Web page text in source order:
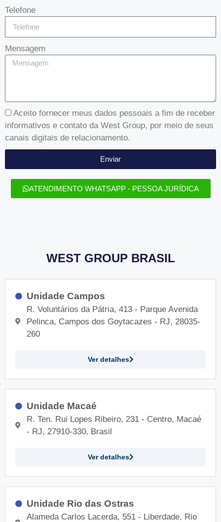
Telefone
Mensagem
Aceito fornecer meus dados pessoais a fim de receber
informativos e contato da West Group, por meio de seus
canais digitais de relacionamento.
Enviar
ATENDIMENTO WHATSAPP - PESSOA JURÍDICA
WEST GROUP BRASIL
Unidade Campos
R. Voluntários da Pátria, 413 - Parque Avenida
Pelinca, Campos dos Goytacazes - RJ, 28035-
260
Ver detalhes
Unidade Macaé
R. Ten. Rui Lopes Ribeiro, 231 - Centro, Macaé
- RJ, 27910-330, Brasil
Ver detalhes
Unidade Rio das Ostras
Alameda Carlos Lacerda, 551 - Liberdade, Rio